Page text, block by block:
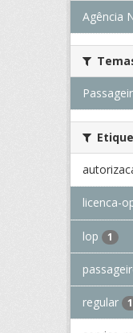
Agência
licenca-
lop 1
regular 1